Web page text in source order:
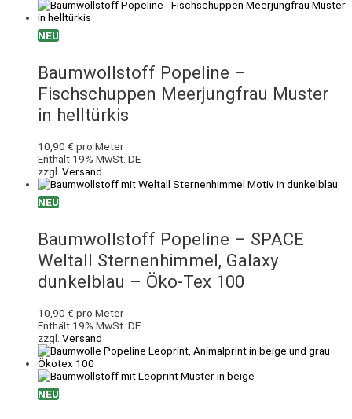
NEU
Baumwollstoff Popeline –
Fischschuppen Meerjungfrau Muster
in helltürkis
10,90 € pro Meter
Enthält 19% MwSt. DE
zzgl. Versand
NEU
Baumwollstoff Popeline – SPACE
Weltall Sternenhimmel, Galaxy
dunkelblau – Öko-Tex 100
10,90 € pro Meter
Enthält 19% MwSt. DE
zzgl. Versand
NEU